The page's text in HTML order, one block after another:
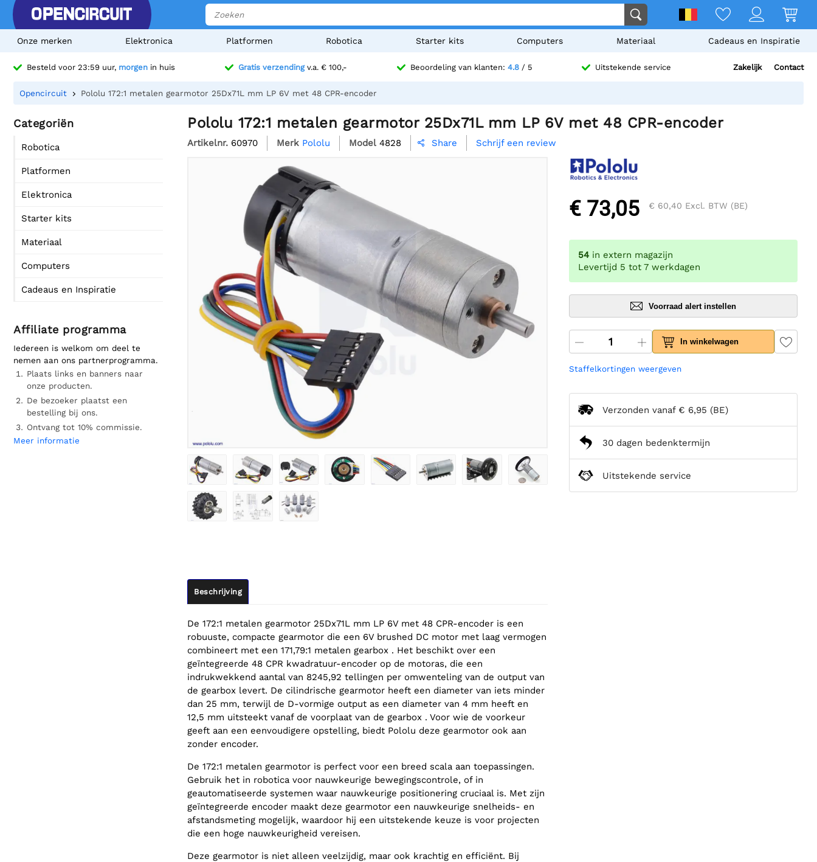
Onze merken Elektronica Platformen Robotica Starter kits Computers Materiaal Cadeaus en Inspiratie
Besteld voor 23:59 uur, morgen in huis Gratis verzendingv.a. € 100,- Beoordeling van klanten: 4.8/ 5 Uitstekende service Zakelijk Contact
Opencircuit Pololu 172:1 metalen gearmotor 25Dx71L mm LP 6V met 48 CPR-encoder
Categoriën
Robotica
Platformen
Elektronica
Starter kits
Materiaal
Computers
Cadeaus en Inspiratie
Affiliate programma
Iedereen is welkom om deel te
nemen aan ons partnerprogramma.
Plaats links en banners naar
onze producten.
De bezoeker plaatst een
bestelling bij ons.
Ontvang tot 10% commissie.
Meer informatie
Pololu 172:1 metalen gearmotor 25Dx71L mm LP 6V met 48 CPR-encoder
Artikelnr. 60970 Merk Pololu Model 4828  Share Schrijf een review
Beschrijving
De 172:1 metalen gearmotor 25Dx71L mm LP 6V met 48 CPR-encoder is een
robuuste, compacte gearmotor die een 6V brushed DC motor met laag vermogen
combineert met een 171,79:1 metalen gearbox . Het beschikt over een
geïntegreerde 48 CPR kwadratuur-encoder op de motoras, die een
indrukwekkend aantal van 8245,92 tellingen per omwenteling van de output van
de gearbox levert. De cilindrische gearmotor heeft een diameter van iets minder
dan 25 mm, terwijl de D-vormige output as een diameter van 4 mm heeft en
12,5 mm uitsteekt vanaf de voorplaat van de gearbox . Voor wie de voorkeur
geeft aan een eenvoudigere opstelling, biedt Pololu deze gearmotor ook aan
zonder encoder.
De 172:1 metalen gearmotor is perfect voor een breed scala aan toepassingen.
Gebruik het in robotica voor nauwkeurige bewegingscontrole, of in
geautomatiseerde systemen waar nauwkeurige positionering cruciaal is. Met zijn
geïntegreerde encoder maakt deze gearmotor een nauwkeurige snelheids- en
afstandsmeting mogelijk, waardoor hij een uitstekende keuze is voor projecten
die een hoge nauwkeurigheid vereisen.
Deze gearmotor is niet alleen veelzijdig, maar ook krachtig en efficiënt. Bij
€ 73,05 € 60,40 Excl. BTW (BE)
54 in extern magazijn
Levertijd 5 tot 7 werkdagen
Voorraad alert instellen
In winkelwagen
Staffelkortingen weergeven
Verzonden vanaf € 6,95 (BE)
30 dagen bedenktermijn
Uitstekende service